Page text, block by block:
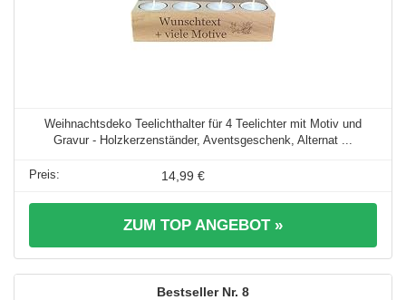
Weihnachtsdeko Teelichthalter für 4 Teelichter mit Motiv und
Gravur - Holzkerzenständer, Aventsgeschenk, Alternat ...
14,99 €
ZUM TOP ANGEBOT »
8